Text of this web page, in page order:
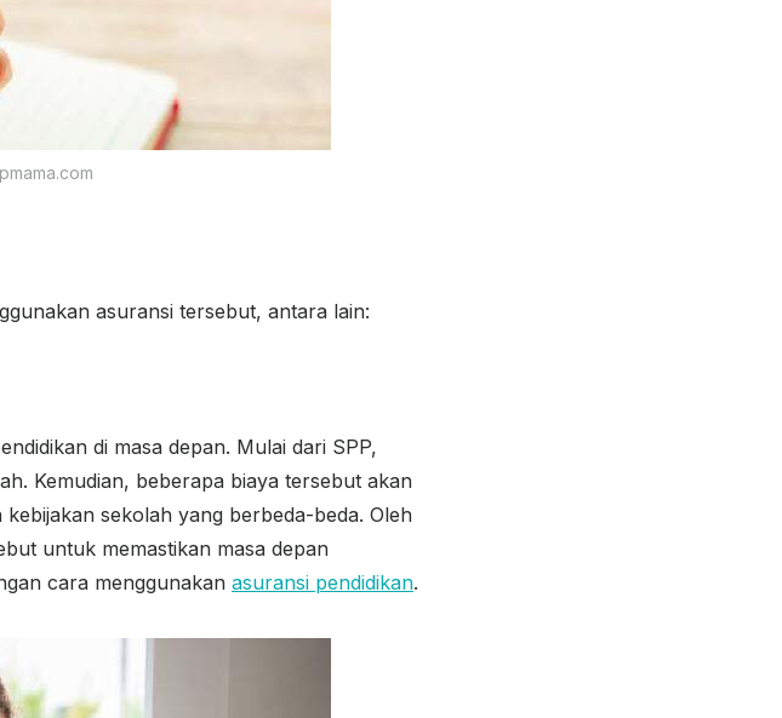
asuransi tersebut, antara lain:
di masa depan. Mulai dari SPP,
Kemudian, beberapa biaya tersebut akan
sekolah yang berbeda-beda. Oleh
untuk memastikan masa depan
cara menggunakan asuransi pendidikan.